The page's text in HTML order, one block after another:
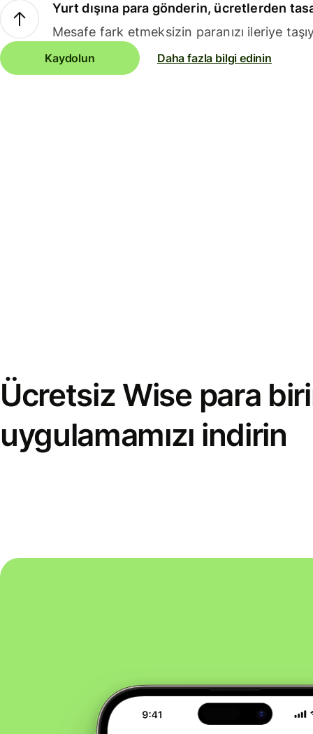
Yurt dışına para gönderin, ücretlerden
Mesafe fark etmeksizin paranızı ileriye
Kaydolun Daha fazla bilgi edinin
Ücretsiz Wise para
uygulamamızı indirin